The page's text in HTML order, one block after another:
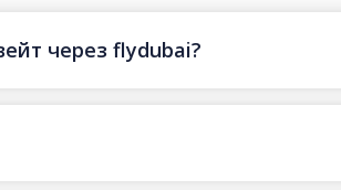
через flydubai?